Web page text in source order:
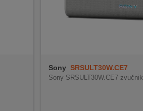
Sony SRSULT30W.CE7
Sony SRSULT30W.CE7 zvučnik